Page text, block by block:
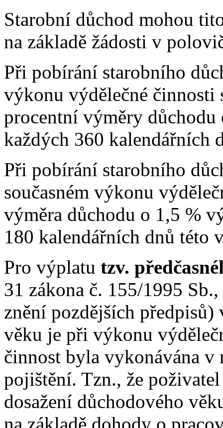
Starobní důchod mohou
na základě žádosti v
Při pobírání starobního
výkonu výdělečné činnosti
procentní výměry
každých 360 kalendářních
Při pobírání starobního
současném výkonu
výměra důchodu o 1,5 %
180 kalendářních dnů této
Pro výplatu tzv.
31 zákona č. 155/1995
znění pozdějších předpisů)
věku je při výkonu
činnost byla vykonávána v
pojištění. Tzn., že
dosažení důchodového
na základě dohody o